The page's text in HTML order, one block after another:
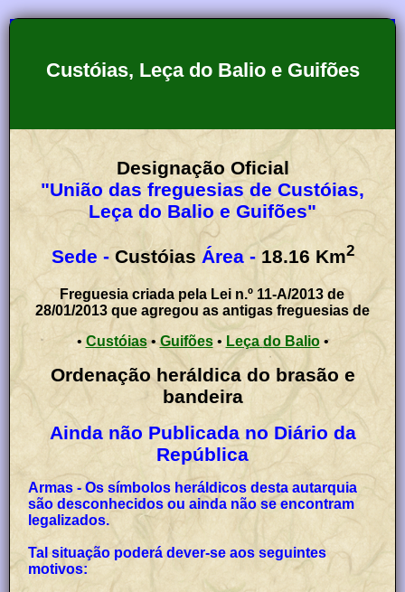
Custóias, Leça do Balio e Guifões
Designação Oficial
"União das freguesias de Custóias,
Leça do Balio e Guifões"
Sede - Custóias Área - 18.16 Km2
Freguesia criada pela Lei n.º 11-A/2013 de
28/01/2013 que agregou as antigas freguesias de
• Custóias•Guifões• Leça do Balio•
Ordenação heráldica do brasão e
bandeira
Ainda não Publicada no Diário da
República
Armas - Os símbolos heráldicos desta autarquia
são desconhecidos ou ainda não se encontram
legalizados.
Tal situação poderá dever-se aos seguintes
motivos: